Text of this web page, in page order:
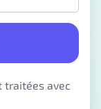
traitées avec